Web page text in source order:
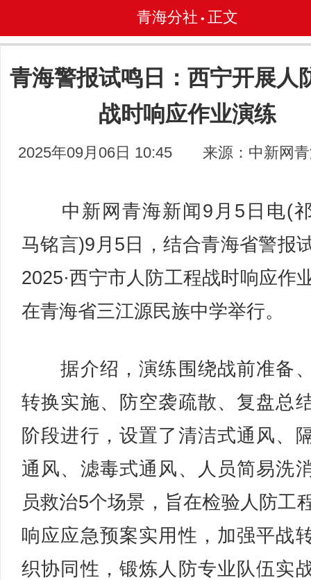
青海分社 • 正文
青海警报试鸣日：西宁开展人
战时响应作业演练
2025年09月06日 10:45 来源：中新网
中新网青海新闻9月5日电(
马铭言)9月5日，结合青海省警报
2025·西宁市人防工程战时响应作
在青海省三江源民族中学举行。
据介绍，演练围绕战前准备
转换实施、防空袭疏散、复盘总
阶段进行，设置了清洁式通风、
通风、滤毒式通风、人员简易洗
员救治5个场景，旨在检验人防工
响应应急预案实用性，加强平战
织协同性，锻炼人防专业队伍实